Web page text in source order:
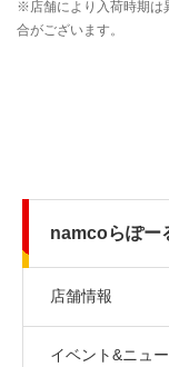
namcoらぽー
店舗情報
イベント&ニュ